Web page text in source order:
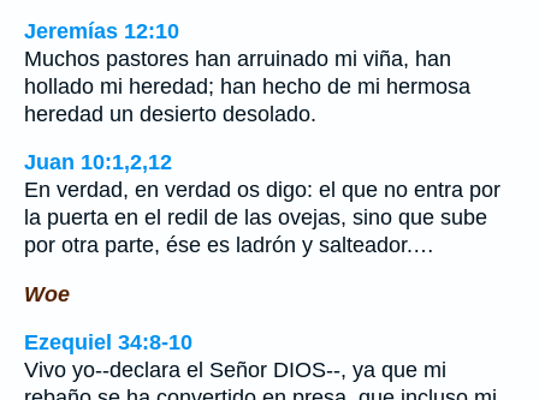
Jeremías 12:10
Muchos pastores han arruinado mi viña, han
hollado mi heredad; han hecho de mi hermosa
heredad un desierto desolado.
Juan 10:1,2,12
En verdad, en verdad os digo: el que no entra por
la puerta en el redil de las ovejas, sino que sube
por otra parte, ése es ladrón y salteador.…
Woe
Ezequiel 34:8-10
Vivo yo--declara el Señor DIOS--, ya que mi